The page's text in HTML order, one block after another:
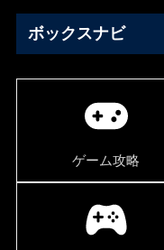
ボックスナビ
ゲーム攻略